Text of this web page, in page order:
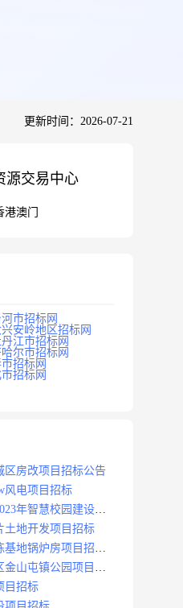
更新时间：2026-07-21
源交易中心
港澳门
市招标网
安岭地区招标网
江市招标网
尔市招标网
招标网
招标网
区房改项目招标公告
风电项目招标
年智慧校园建设项
土地开发项目招标
基地锅炉房项目招标
金山屯镇公园项目招
目招标